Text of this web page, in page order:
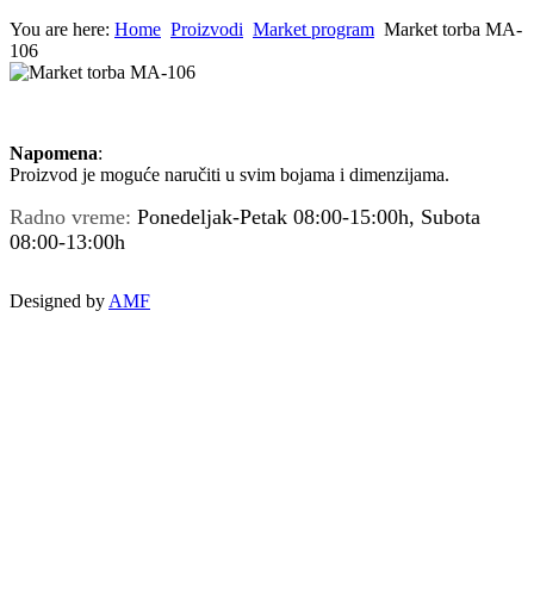
You are here: Home Proizvodi Market program Market torba MA-
106
Napomena:
Proizvod je moguće naručiti u svim bojama i dimenzijama.
Radno vreme: Ponedeljak-Petak 08:00-15:00h, Subota
08:00-13:00h
Designed by AMF